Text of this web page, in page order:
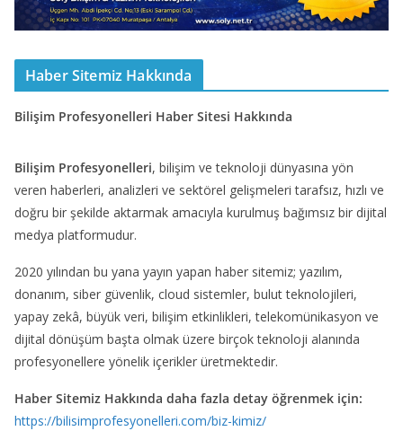
Haber Sitemiz Hakkında
Bilişim Profesyonelleri Haber Sitesi Hakkında
Bilişim Profesyonelleri, bilişim ve teknoloji dünyasına yön
veren haberleri, analizleri ve sektörel gelişmeleri tarafsız, hızlı ve
doğru bir şekilde aktarmak amacıyla kurulmuş bağımsız bir dijital
medya platformudur.
2020 yılından bu yana yayın yapan haber sitemiz; yazılım,
donanım, siber güvenlik, cloud sistemler, bulut teknolojileri,
yapay zekâ, büyük veri, bilişim etkinlikleri, telekomünikasyon ve
dijital dönüşüm başta olmak üzere birçok teknoloji alanında
profesyonellere yönelik içerikler üretmektedir.
Haber Sitemiz Hakkında daha fazla detay öğrenmek için:
https://bilisimprofesyonelleri.com/biz-kimiz/